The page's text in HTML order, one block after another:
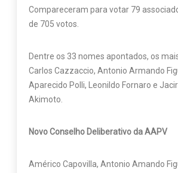
Compareceram para votar 79
de 705 votos.
Dentre os 33 nomes apontados, os
Carlos Cazzaccio, Antonio Armando
Aparecido Polli, Leonildo Fornaro e
Akimoto.
Novo Conselho Deliberativo da AAPV
Américo Capovilla, Antonio Amando